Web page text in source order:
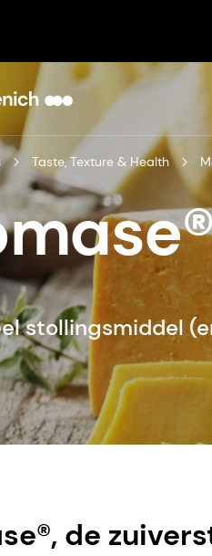
Taste, Texture & Health
stollingsmiddel
de